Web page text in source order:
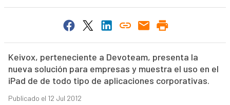
Keivox, perteneciente a Devoteam, presenta la
nueva solución para empresas y muestra el uso en el
iPad de de todo tipo de aplicaciones corporativas.
Publicado el 12 Jul 2012